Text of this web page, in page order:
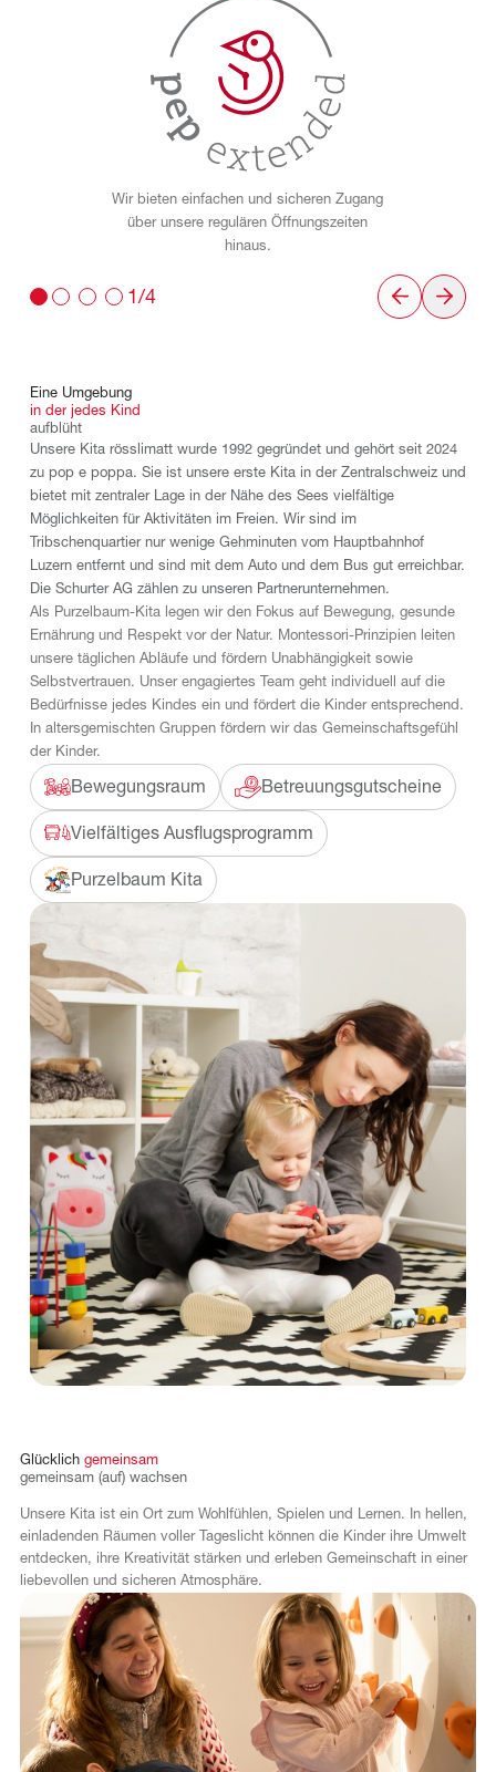
Wir bieten einfachen und sicheren Zugang
über unsere regulären Öffnungszeiten
hinaus.
1/4
Eine Umgebung
in der jedes Kind
aufblüht
Unsere Kita rösslimatt wurde 1992 gegründet und gehört seit 2024
zu pop e poppa. Sie ist unsere erste Kita in der Zentralschweiz und
bietet mit zentraler Lage in der Nähe des Sees vielfältige
Möglichkeiten für Aktivitäten im Freien. Wir sind im
Tribschenquartier nur wenige Gehminuten vom Hauptbahnhof
Luzern entfernt und sind mit dem Auto und dem Bus gut erreichbar.
Die Schurter AG zählen zu unseren Partnerunternehmen.
Als Purzelbaum-Kita legen wir den Fokus auf Bewegung, gesunde
Ernährung und Respekt vor der Natur. Montessori-Prinzipien leiten
unsere täglichen Abläufe und fördern Unabhängigkeit sowie
Selbstvertrauen. Unser engagiertes Team geht individuell auf die
Bedürfnisse jedes Kindes ein und fördert die Kinder entsprechend.
In altersgemischten Gruppen fördern wir das Gemeinschaftsgefühl
der Kinder.
Bewegungsraum Betreuungsgutscheine
Vielfältiges Ausflugsprogramm
Purzelbaum Kita
Glücklich gemeinsam
gemeinsam (auf) wachsen
Unsere Kita ist ein Ort zum Wohlfühlen, Spielen und Lernen. In hellen,
einladenden Räumen voller Tageslicht können die Kinder ihre Umwelt
entdecken, ihre Kreativität stärken und erleben Gemeinschaft in einer
liebevollen und sicheren Atmosphäre.